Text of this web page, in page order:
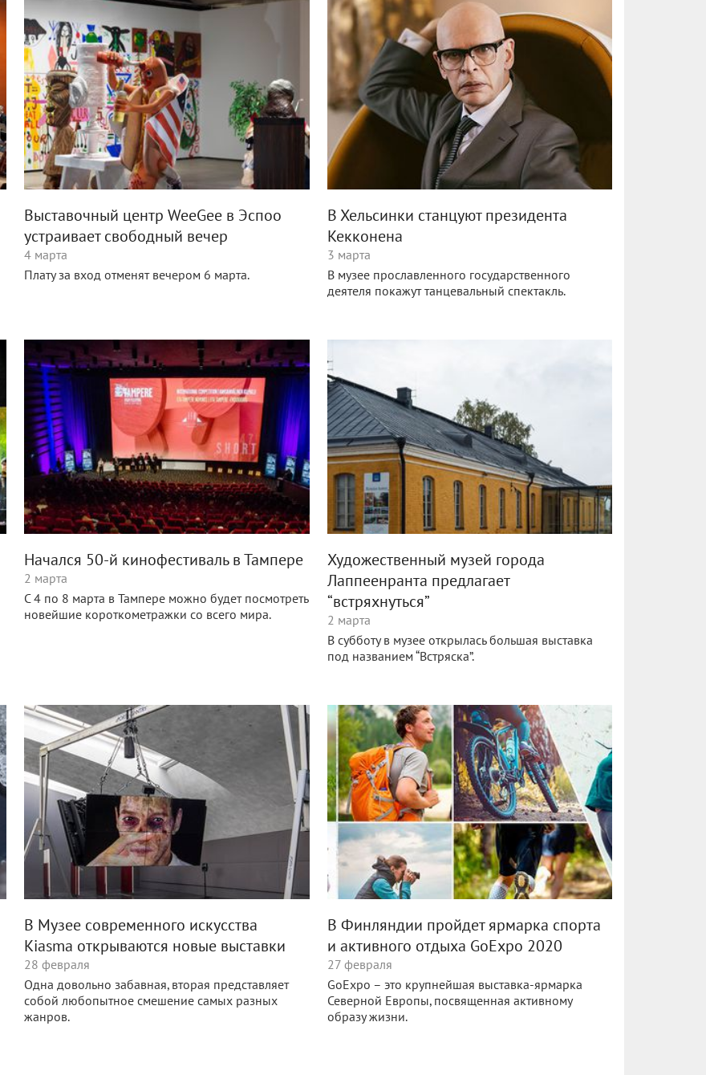
Выставочный центр WeeGee в Эспоо
устраивает свободный вечер
4 марта
Плату за вход отменят вечером 6 марта.
В Хельсинки станцуют президента
Кекконена
3 марта
В музее прославленного государственного
деятеля покажут танцевальный спектакль.
Начался 50-й кинофестиваль в Тампере
2 марта
С 4 по 8 марта в Тампере можно будет посмотреть
новейшие короткометражки со всего мира.
Художественный музей города
Лаппеенранта предлагает
“встряхнуться”
2 марта
В субботу в музее открылась большая выставка
под названием “Встряска”.
В Музее современного искусства
Kiasma открываются новые выставки
28 февраля
Одна довольно забавная, вторая представляет
собой любопытное смешение самых разных
жанров.
В Финляндии пройдет ярмарка спорта
и активного отдыха GoExpo 2020
27 февраля
GoExpo – это крупнейшая выставка-ярмарка
Северной Европы, посвященная активному
образу жизни.